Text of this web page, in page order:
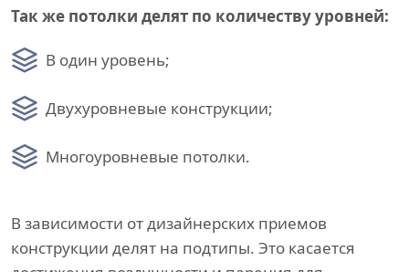
Так же потолки делят по количеству уровней:
В один уровень;
Двухуровневые конструкции;
Многоуровневые потолки.
В зависимости от дизайнерских приемов
конструкции делят на подтипы. Это касается